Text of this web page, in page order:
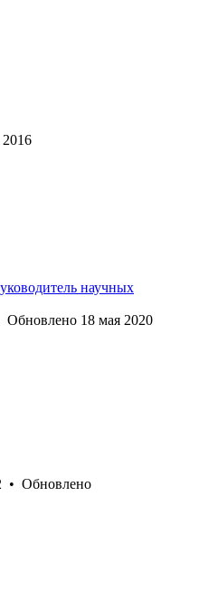
2016
научных
Обновлено 18 мая 2020
• Обновлено